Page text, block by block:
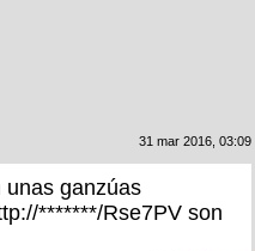
31 mar 2016, 03:09
unas ganzúas
*******/Rse7PV son